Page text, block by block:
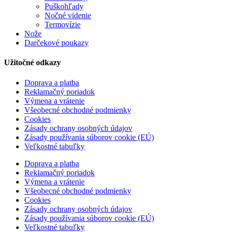
Puškohľady
Nočné videnie
Termovízie
Nože
Darčekové poukazy
Užitočné odkazy
Doprava a platba
Reklamačný poriadok
Výmena a vrátenie
Všeobecné obchodné podmienky
Cookies
Zásady ochrany osobných údajov
Zásady používania súborov cookie (EÚ)
Veľkostné tabuľky
Doprava a platba
Reklamačný poriadok
Výmena a vrátenie
Všeobecné obchodné podmienky
Cookies
Zásady ochrany osobných údajov
Zásady používania súborov cookie (EÚ)
Veľkostné tabuľky